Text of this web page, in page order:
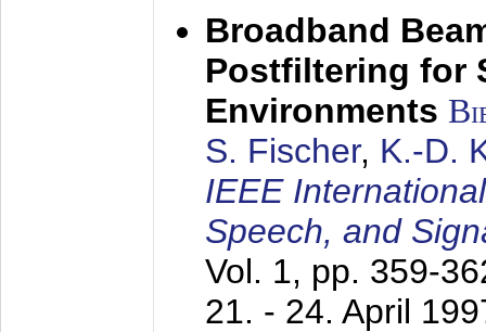
Broadband
Postfiltering for
Environments
S. Fischer, K.-D.
IEEE
Speech, and
Vol. 1, pp. 359-
21. - 24. April